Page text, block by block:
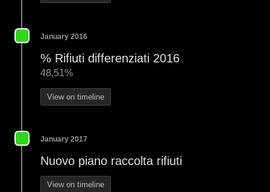
January 2016
% Rifiuti differenziati 2016
48,51%
View on timeline
January 2017
Nuovo piano raccolta rifiuti
View on timeline